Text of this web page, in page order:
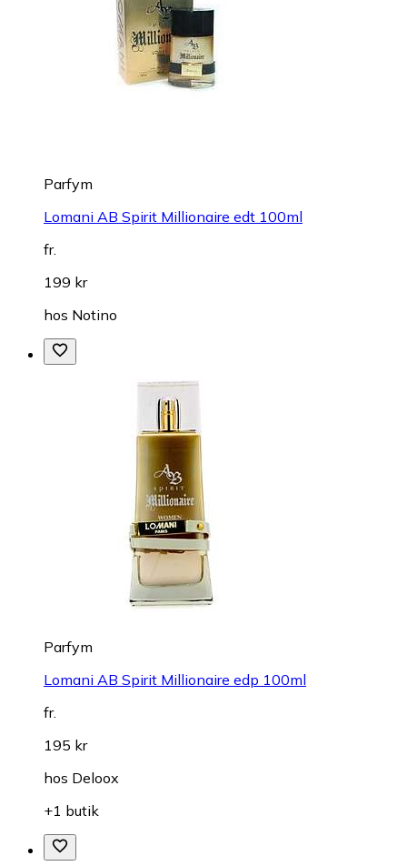
Parfym
Lomani AB Spirit Millionaire edt 100ml
fr.
199 kr
hos Notino
Parfym
Lomani AB Spirit Millionaire edp 100ml
fr.
195 kr
hos Deloox
+1 butik